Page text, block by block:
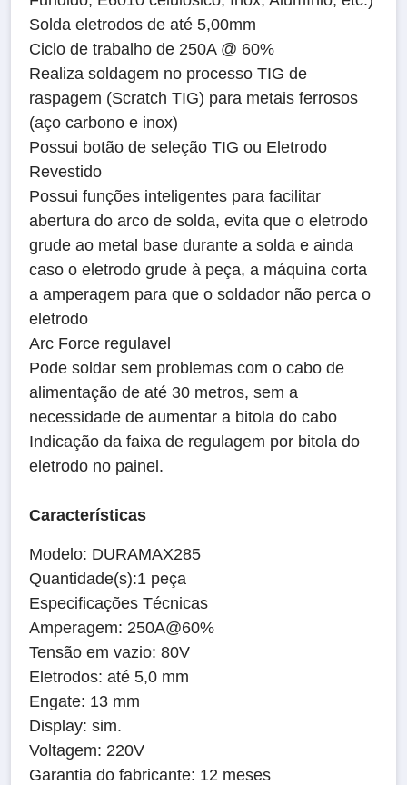
Solda eletrodos de até 5,00mm
Ciclo de trabalho de 250A @ 60%
Realiza soldagem no processo TIG de
raspagem (Scratch TIG) para metais ferrosos
(aço carbono e inox)
Possui botão de seleção TIG ou Eletrodo
Revestido
Possui funções inteligentes para facilitar
abertura do arco de solda, evita que o eletrodo
grude ao metal base durante a solda e ainda
caso o eletrodo grude à peça, a máquina corta
a amperagem para que o soldador não perca o
eletrodo
Arc Force regulavel
Pode soldar sem problemas com o cabo de
alimentação de até 30 metros, sem a
necessidade de aumentar a bitola do cabo
Indicação da faixa de regulagem por bitola do
eletrodo no painel.
Características
Modelo: DURAMAX285
Quantidade(s):1 peça
Especificações Técnicas
Amperagem: 250A@60%
Tensão em vazio: 80V
Eletrodos: até 5,0 mm
Engate: 13 mm
Display: sim.
Voltagem: 220V
Garantia do fabricante: 12 meses